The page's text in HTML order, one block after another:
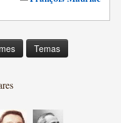
Temas